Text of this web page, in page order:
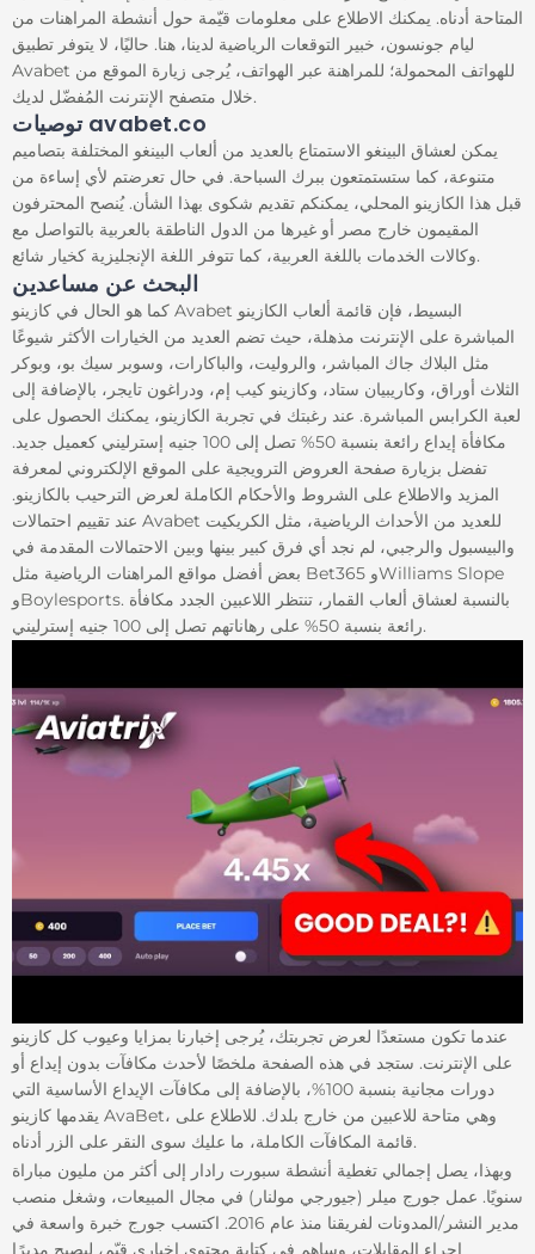
المتاحة أدناه. يمكنك الاطلاع على معلومات قيّمة حول أنشطة المراهنات من
ليام جونسون، خبير التوقعات الرياضية لدينا، هنا. حاليًا، لا يتوفر تطبيق
Avabet للهواتف المحمولة؛ للمراهنة عبر الهواتف، يُرجى زيارة الموقع من
خلال متصفح الإنترنت المُفضّل لديك.
توصيات avabet.co
يمكن لعشاق البينغو الاستمتاع بالعديد من ألعاب البينغو المختلفة بتصاميم
متنوعة، كما ستستمتعون ببرك السباحة. في حال تعرضتم لأي إساءة من
قبل هذا الكازينو المحلي، يمكنكم تقديم شكوى بهذا الشأن. يُنصح المحترفون
المقيمون خارج مصر أو غيرها من الدول الناطقة بالعربية بالتواصل مع
وكالات الخدمات باللغة العربية، كما تتوفر اللغة الإنجليزية كخيار شائع.
البحث عن مساعدين
كما هو الحال في كازينو Avabet البسيط، فإن قائمة ألعاب الكازينو
المباشرة على الإنترنت مذهلة، حيث تضم العديد من الخيارات الأكثر شيوعًا
مثل البلاك جاك المباشر، والروليت، والباكارات، وسوبر سيك بو، وبوكر
الثلاث أوراق، وكاريبيان ستاد، وكازينو كيب إم، ودراغون تايجر، بالإضافة إلى
لعبة الكرابس المباشرة. عند رغبتك في تجربة الكازينو، يمكنك الحصول على
مكافأة إيداع رائعة بنسبة 50% تصل إلى 100 جنيه إسترليني كعميل جديد.
تفضل بزيارة صفحة العروض الترويجية على الموقع الإلكتروني لمعرفة
المزيد والاطلاع على الشروط والأحكام الكاملة لعرض الترحيب بالكازينو.
عند تقييم احتمالات Avabet للعديد من الأحداث الرياضية، مثل الكريكيت
والبيسبول والرجبي، لم نجد أي فرق كبير بينها وبين الاحتمالات المقدمة في
بعض أفضل مواقع المراهنات الرياضية مثل Bet365 وWilliams Slope
وBoylesports. بالنسبة لعشاق ألعاب القمار، تنتظر اللاعبين الجدد مكافأة
رائعة بنسبة 50% على رهاناتهم تصل إلى 100 جنيه إسترليني.
عندما تكون مستعدًا لعرض تجربتك، يُرجى إخبارنا بمزايا وعيوب كل كازينو
على الإنترنت. ستجد في هذه الصفحة ملخصًا لأحدث مكافآت بدون إيداع أو
دورات مجانية بنسبة 100%، بالإضافة إلى مكافآت الإيداع الأساسية التي
يقدمها كازينو AvaBet، وهي متاحة للاعبين من خارج بلدك. للاطلاع على
قائمة المكافآت الكاملة، ما عليك سوى النقر على الزر أدناه.
وبهذا، يصل إجمالي تغطية أنشطة سبورت رادار إلى أكثر من مليون مباراة
سنويًا. عمل جورج ميلر (جيورجي مولنار) في مجال المبيعات، وشغل منصب
مدير النشر/المدونات لفريقنا منذ عام 2016. اكتسب جورج خبرة واسعة في
إجراء المقابلات، وساهم في كتابة محتوى إخباري قيّم، ليصبح مديرًا